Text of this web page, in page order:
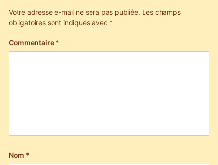
Votre adresse e-mail ne sera pas publiée. Les champs
obligatoires sont indiqués avec *
Commentaire *
Nom *